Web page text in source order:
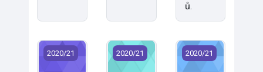
ů.
KNT/DP1 - Diplomová práce 1 (2020)
2020/21 KNT/DP2 - Diplomová práce 2
2020/21 KNT/DP3 -
2020/21